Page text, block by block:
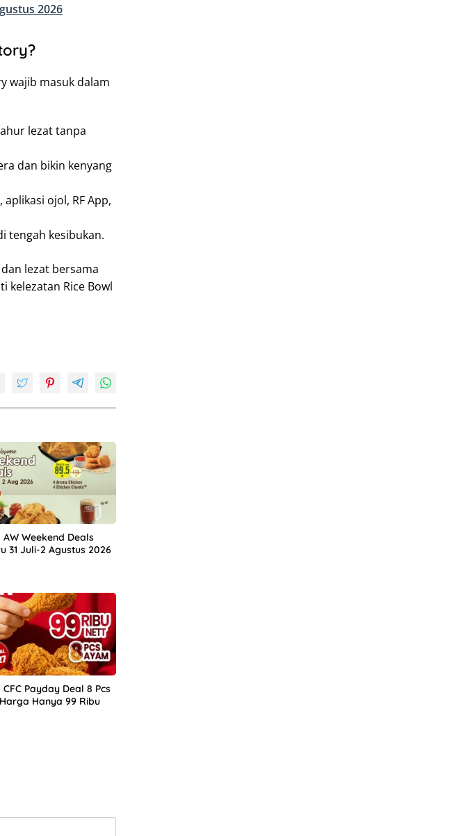
2026
wajib masuk dalam
lezat tanpa
dan bikin kenyang
ojol, RF App,
tengah kesibukan.
lezat bersama
kelezatan Rice Bowl
AW Weekend Deals
31 Juli-2 Agustus 2026
Payday Deal 8 Pcs
Hanya 99 Ribu